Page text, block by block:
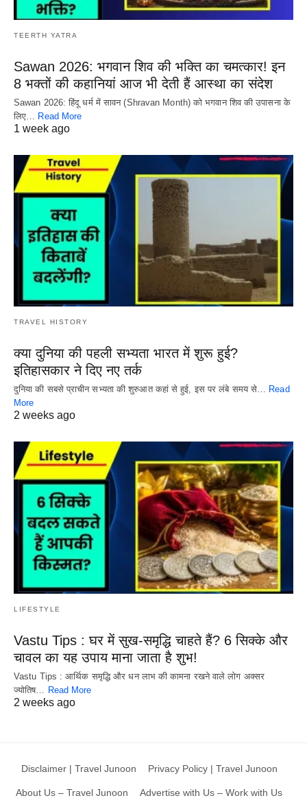
TEERTH YATRA
Sawan 2026: भगवान शिव की भक्ति का चमत्कार! इन
8 भक्तों की कहानियां आज भी देती हैं आस्था का संदेश
Sawan 2026: हिंदू धर्म में सावन (Shravan Month) को भगवान शिव की उपासना के
लिए… Read More
1 week ago
TRAVEL HISTORY
क्या दुनिया की पहली सभ्यता भारत में शुरू हुई?
इतिहासकार ने दिए नए तर्क
दुनिया की सबसे प्राचीन सभ्यता की शुरुआत कहां से हुई, इस पर लंबे समय से… Read
More
2 weeks ago
LIFESTYLE
Vastu Tips : घर में सुख-समृद्धि चाहते हैं? 6 सिक्के और
चावल का यह उपाय माना जाता है शुभ!
Vastu Tips : आर्थिक समृद्धि और धन लाभ की कामना रखने वाले लोग अक्सर
ज्योतिष… Read More
2 weeks ago
Disclaimer | Travel Junoon Privacy Policy | Travel Junoon
About Us – Travel Junoon Advertise with Us – Work with Us